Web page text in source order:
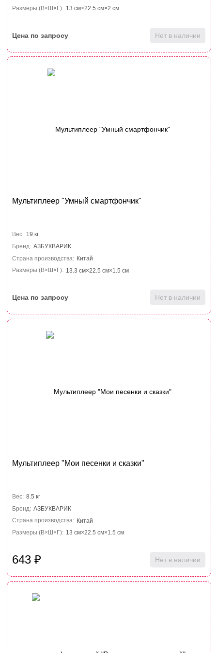
Размеры (В×Ш×Г): 13 см×22.5 см×2 см
Цена по запросу Нет в наличии
Мультиплеер "Умный смартфончик"
Вес: 19 кг
Бренд: АЗБУКВАРИК
Страна производства: Китай
Размеры (В×Ш×Г): 13.3 см×22.5 см×1.5 см
Цена по запросу Нет в наличии
Мультиплеер "Мои песенки и сказки"
Вес: 8.5 кг
Бренд: АЗБУКВАРИК
Страна производства: Китай
Размеры (В×Ш×Г): 13 см×22.5 см×1.5 см
643₽ Нет в наличии